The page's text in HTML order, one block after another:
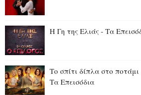
(video)
«The Quiz with Balls» με
παρουσιαστή τον Γιάννη
Η Γη της Ελιάς - Τα
Το σπίτι δίπλα στο ποτάμι
Τα Επεισόδια